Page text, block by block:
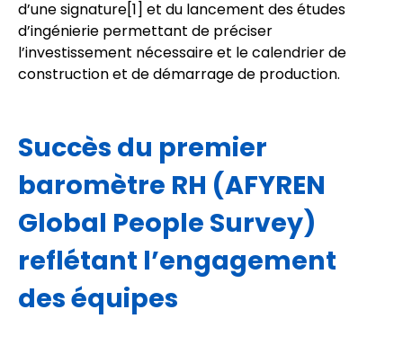
d’une signature[1] et du lancement des études
d’ingénierie permettant de préciser
l’investissement nécessaire et le calendrier de
construction et de démarrage de production.
Succès du premier
baromètre RH (AFYREN
Global People Survey)
reflétant l’engagement
des équipes